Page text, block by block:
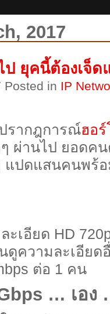
2017
ป ยุคนี้ต้องเจ็
Posted in IP
รากฎการณ์ฮอ
ผ่านไป ยอดค
แปดแสนคนพร้
ะเอียด HD
ดูความละเอีย
ต่อ 1 คน
… เอง